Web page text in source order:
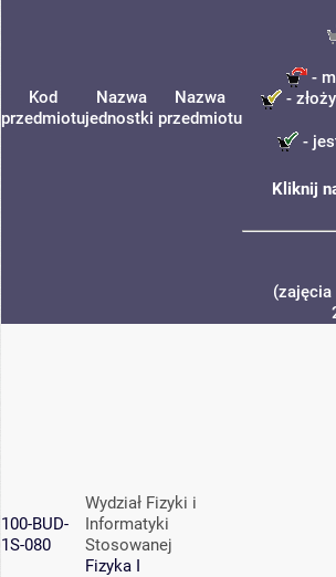
Kod
przedmiotu
Nazwa
jednostki
Nazwa
przedmiotu
-
-
-
Kliknij
(zajęcia
100-BUD-
1S-080
Wydział Fizyki i
Informatyki
Stosowanej
Fizyka I